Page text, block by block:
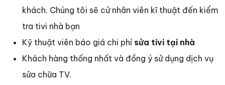
khách. Chúng tôi sẽ cử nhân viên kĩ thuật đến kiểm
tra tivi nhà bạn
Kỹ thuật viên báo giá chi phí sửa tivi tại nhà
Khách hàng thống nhất và đồng ý sử dụng dịch vụ
sửa chữa TV.